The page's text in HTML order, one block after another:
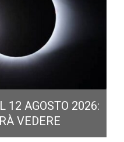
12 AGOSTO 2026:
VEDERE